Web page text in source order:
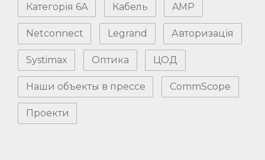
Категорія 6А Кабель AMP
Netconnect Legrand Авторизація
Systimax Оптика ЦОД
Наши объекты в прессе CommScope
Проекти